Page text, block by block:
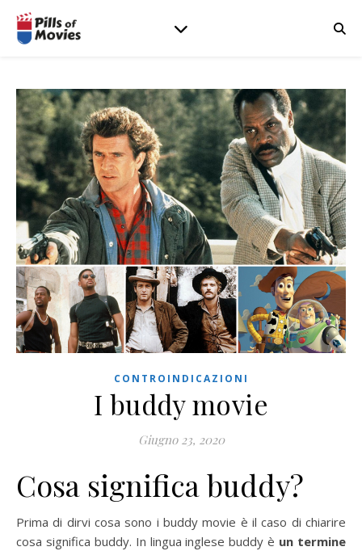
CONTROINDICAZIONI
I buddy movie
Giugno 23, 2020
Cosa significa buddy?
Prima di dirvi cosa sono i buddy movie è il caso di chiarire
cosa significa buddy. In lingua inglese buddy è un termine